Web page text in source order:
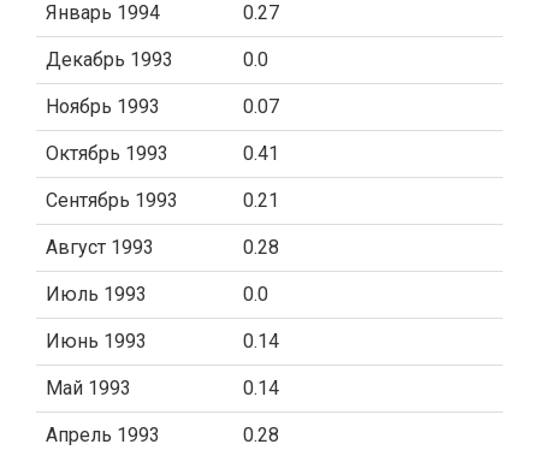
Январь 1994 0.27
Декабрь 1993 0.0
Ноябрь 1993 0.07
Октябрь 1993 0.41
Сентябрь 1993 0.21
Август 1993 0.28
Июль 1993 0.0
Июнь 1993 0.14
Май 1993 0.14
Апрель 1993 0.28